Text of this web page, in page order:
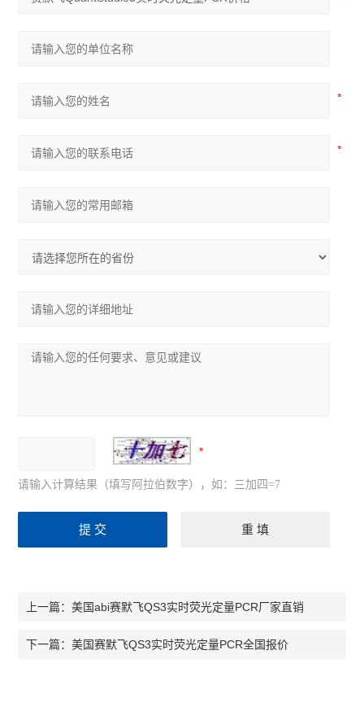
请输入计算结果（填写阿拉伯数字），如：三加四=7
上一篇：美国abi赛默飞QS3实时荧光定量PCR厂家直销
下一篇：美国赛默飞QS3实时荧光定量PCR全国报价